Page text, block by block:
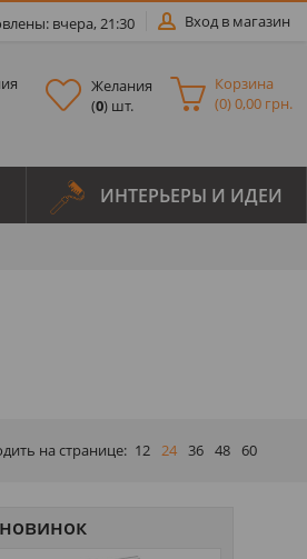
вчера, 21:30 Вход в магазин
Желания
(0) шт.
Корзина
(0)0,00 грн.
ИНТЕРЬЕРЫ И ИДЕИ
на странице: 12 24 36 48 60